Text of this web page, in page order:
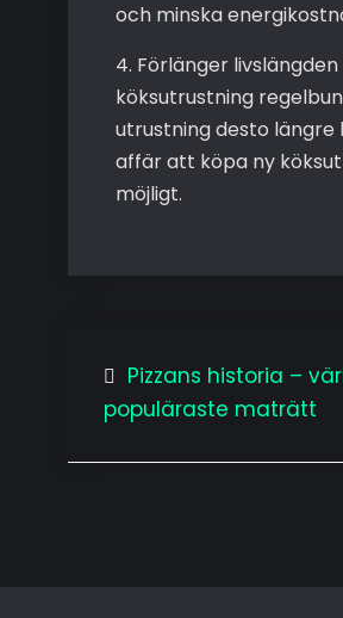
och minska
4. Förlänger
köksutrustning
utrustning desto längre
affär att köpa ny
möjligt.
Pizzans historia –
populäraste maträtt